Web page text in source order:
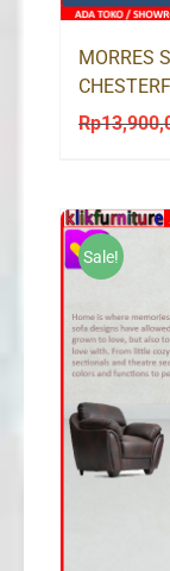
MORRES
Rp
Sale!